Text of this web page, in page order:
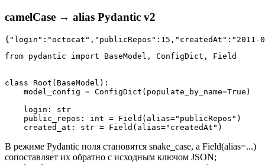
camelCase → alias Pydantic v2
{"login":"octocat","publicRepos":15,"createdAt":"2011-
from pydantic import BaseModel, ConfigDict, Field
class Root(BaseModel):
    model_config = ConfigDict(populate_by_name=True)
    login: str
    public_repos: int = Field(alias="publicRepos")
В режиме Pydantic поля становятся snake_case, а Field(alias=...)
сопоставляет их обратно с исходным ключом JSON;